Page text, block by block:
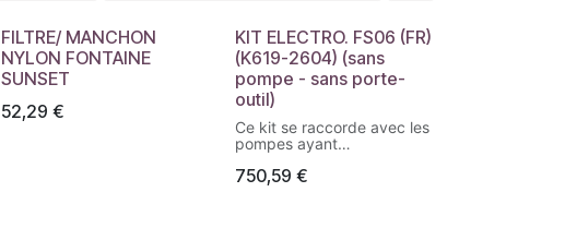
FILTRE/ MANCHON
NYLON FONTAINE
SUNSET
52,29 €
KIT ELECTRO. FS06 (FR)
(K619-2604) (sans
pompe - sans porte-
outil)
Ce kit se raccorde avec les
pompes ayant
précédent
750,59 €